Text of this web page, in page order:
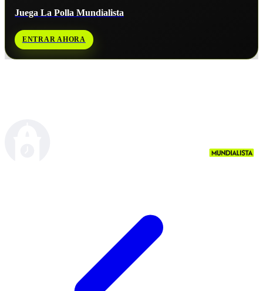
Juega La Polla Mundialista
ENTRAR AHORA